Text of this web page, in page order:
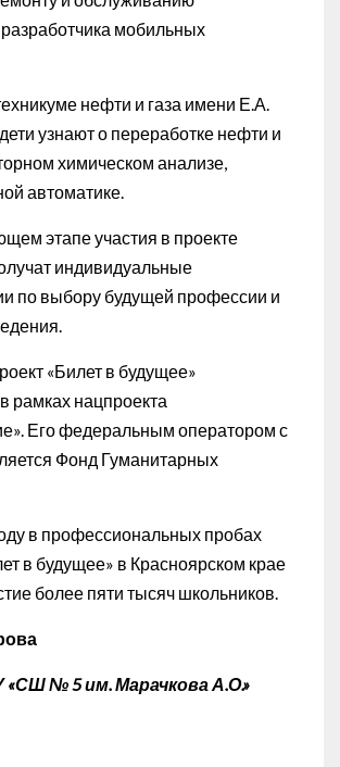
мобильных
нефти и газа имени Е.А.
узнают о переработке нефти и
химическом анализе,
автоматике.
этапе участия в проекте
индивидуальные
по выбору будущей профессии и
«Билет в будущее»
рамках нацпроекта
Его федеральным оператором с
Фонд Гуманитарных
в профессиональных пробах
в будущее» в Красноярском крае
более пяти тысяч школьников.
№ 5 им. Марачкова А.О.»